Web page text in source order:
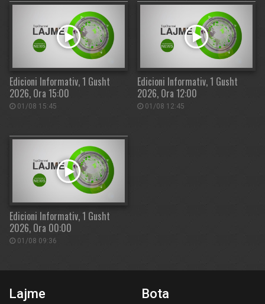
Edicioni Informativ, 1 Gusht
2026, Ora 15:00
01/08 15:45
Edicioni Informativ, 1 Gusht
2026, Ora 12:00
01/08 12:45
Edicioni Informativ, 1 Gusht
2026, Ora 00:00
01/08 09:36
Lajme Bota